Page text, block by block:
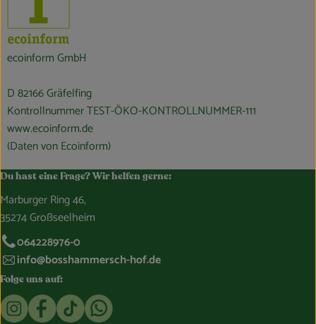
ecoinform GmbH
D 82166 Gräfelfing
Kontrollnummer TEST-ÖKO-KONTROLLNUMMER-111
www.ecoinform.de
(Daten von Ecoinform)
Du hast eine Frage? Wir helfen gerne:
Marburger Ring 46,
35274 Großseelheim
064228976-0
info@bosshammersch-hof.de
Folge uns auf:
Externer Link zu https://www.instagram.com/
Externer Link zu https://www.facebook.com/
Externer Link zu https://www.tiktok.com/
Externer Link zu https://whatsapp.com/